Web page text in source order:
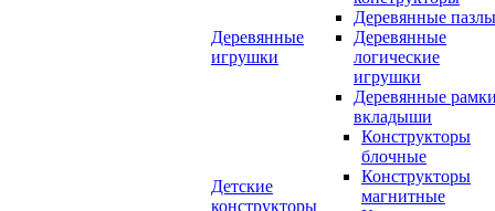
Деревянные
игрушки
Деревянные
Деревянные
логические
игрушки
Деревянные
вкладыши
Детские
конструкторы
Конструкторы
блочные
Конструкторы
магнитные